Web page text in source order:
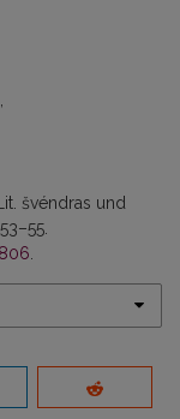
švéndras und